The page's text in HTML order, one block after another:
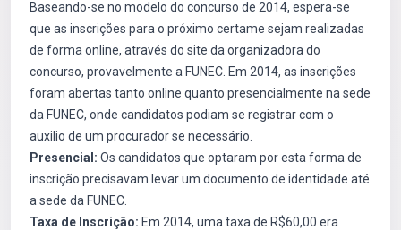
Baseando-se no modelo do concurso de 2014, espera-se
que as inscrições para o próximo certame sejam realizadas
de forma online, através do site da organizadora do
concurso, provavelmente a FUNEC. Em 2014, as inscrições
foram abertas tanto online quanto presencialmente na sede
da FUNEC, onde candidatos podiam se registrar com o
auxilio de um procurador se necessário.
Presencial: Os candidatos que optaram por esta forma de
inscrição precisavam levar um documento de identidade até
a sede da FUNEC.
Taxa de Inscrição: Em 2014, uma taxa de R$60,00 era